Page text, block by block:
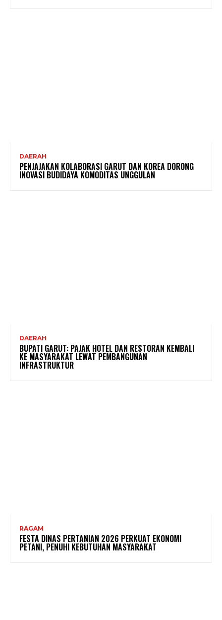
DAERAH
PENJAJAKAN KOLABORASI GARUT DAN KOREA DORONG
INOVASI BUDIDAYA KOMODITAS UNGGULAN
DAERAH
BUPATI GARUT: PAJAK HOTEL DAN RESTORAN KEMBALI
KE MASYARAKAT LEWAT PEMBANGUNAN
INFRASTRUKTUR
RAGAM
FESTA DINAS PERTANIAN 2026 PERKUAT EKONOMI
PETANI, PENUHI KEBUTUHAN MASYARAKAT